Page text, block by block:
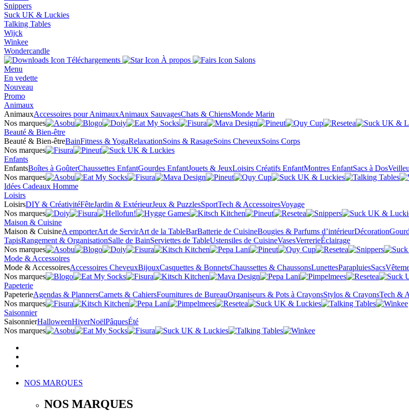
Snippers
Suck UK & Luckies
Talking Tables
Wijck
Winkee
Wondercandle
Téléchargements
À propos
Salons
Menu
En vedette
Nouveau
Promo
Animaux
AnimauxAccessoires pour AnimauxAnimaux SauvagesChats & ChiensMonde Marin
Nos marques
Beauté & Bien-être
Beauté & Bien-êtreBainFitness & YogaRelaxationSoins & RasageSoins CheveuxSoins Corps
Nos marques
Enfants
EnfantsBoîtes à GoûterChaussettes EnfantGourdes EnfantJouets & JeuxLoisirs Créatifs EnfantMontres EnfantSacs à Dos
Nos marques
Idées Cadeaux Homme
Loisirs
LoisirsDIY & CréativitéFêteJardin & ExtérieurJeux & PuzzlesSportTech & AccessoiresVoyage
Nos marques
Maison & Cuisine
Maison & CuisineA emporterArt de ServirArt de la TableBarBatterie de CuisineBougies & Parfums d’intérieurDécoration
TapisRangement & OrganisationSalle de BainServiettes de TableUstensiles de CuisineVasesVerrerieÉclairage
Nos marques
Mode & Accessoires
Mode & AccessoiresAccessoires CheveuxBijouxCasquettes & BonnetsChaussettes & ChaussonsLunettesParapluiesSacs
Nos marques
Papeterie
PapeterieAgendas & PlannersCarnets & CahiersFournitures de BureauOrganiseurs & Pots à CrayonsStylos & CrayonsTech &
Nos marques
Saisonnier
SaisonnierHalloweenHiverNoëlPâquesÉté
Nos marques
NOS MARQUES
NOS MARQUES